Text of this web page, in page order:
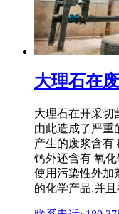
大理石在
大理石在开采切
由此造成了严重
产生的废浆含有
钙外还含有 氧
使用污染性外加
的化学产品,并且